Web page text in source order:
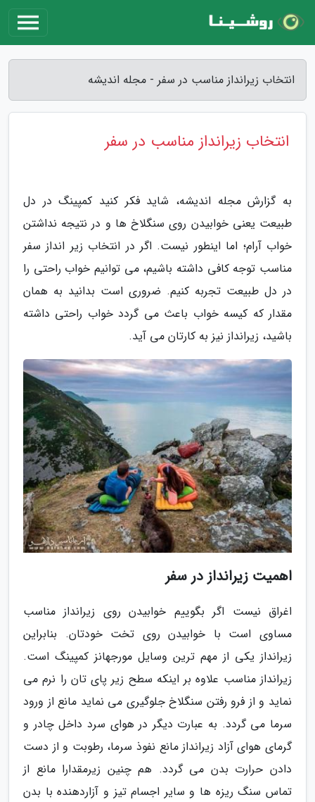
انتخاب زیرانداز مناسب در سفر - مجله اندیشه
انتخاب زیرانداز مناسب در سفر
به گزارش مجله اندیشه، شاید فکر کنید کمپینگ در دل
طبیعت یعنی خوابیدن روی سنگلاخ ها و در نتیجه نداشتن
خواب آرام؛ اما اینطور نیست. اگر در انتخاب زیر انداز سفر
مناسب توجه کافی داشته باشیم، می توانیم خواب راحتی را
در دل طبیعت تجربه کنیم. ضروری است بدانید به همان
مقدار که کیسه خواب باعث می گردد خواب راحتی داشته
باشید، زیرانداز نیز به کارتان می آید.
اهمیت زیرانداز در سفر
اغراق نیست اگر بگوییم خوابیدن روی زیرانداز مناسب
مساوی است با خوابیدن روی تخت خودتان. بنابراین
زیرانداز یکی از مهم ترین وسایل مورجهانز کمپینگ است.
زیرانداز مناسب علاوه بر اینکه سطح زیر پای تان را نرم می
نماید و از فرو رفتن سنگلاخ جلوگیری می نماید مانع از ورود
سرما می گردد. به عبارت دیگر در هوای سرد داخل چادر و
گرمای هوای آزاد زیرانداز مانع نفوذ سرما، رطوبت و از دست
دادن حرارت بدن می گردد. هم چنین زیرمقدارا مانع از
تماس سنگ ریزه ها و سایر اجسام تیز و آزاردهنده با بدن